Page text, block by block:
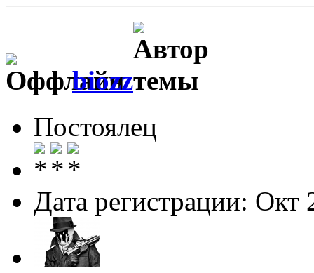
biozz
Постоялец
Дата регистрации: Окт